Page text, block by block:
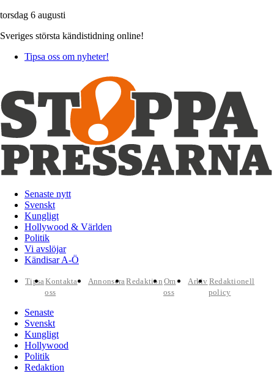
torsdag 6 augusti
Sveriges största kändistidning online!
Tipsa oss om nyheter!
Senaste nytt
Svenskt
Kungligt
Hollywood & Världen
Politik
Vi avslöjar
Kändisar A-Ö
TipsaKontakta
oss
AnnonseraRedaktion Om
oss
Arkiv Redaktionell
policy
Senaste
Svenskt
Kungligt
Hollywood
Politik
Redaktion